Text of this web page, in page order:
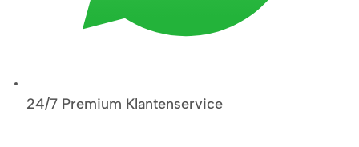
24/7 Premium Klantenservice